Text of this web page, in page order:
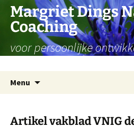
naarMargriet Dings
Coaching
voor persoonlijke
Menu
Artikel vakblad VNIG